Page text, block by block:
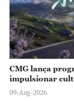
CMG lança
impulsionar
09-Aug-2026